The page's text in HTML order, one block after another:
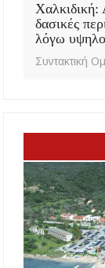
Χαλκιδική:
δασικές
λόγω
Συντακτική